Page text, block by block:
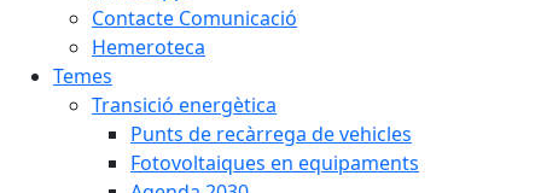
Contacte Comunicació
Hemeroteca
Temes
Transició energètica
Punts de recàrrega de vehicles
Fotovoltaiques en equipaments